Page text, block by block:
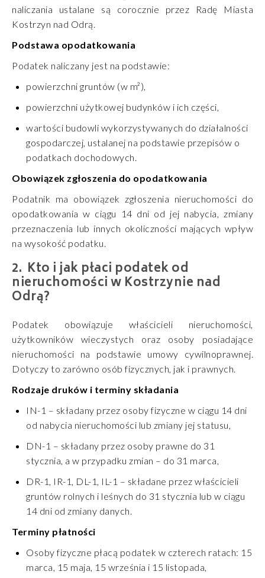
naliczania ustalane są corocznie przez
Radę Miasta
Kostrzyn nad Odrą
Podstawa opodatkowania
Podatek naliczany jest na podstawie:
powierzchni gruntów (w m²),
powierzchni użytkowej budynków i ich części,
wartości budowli wykorzystywanych do działalności
gospodarczej, ustalanej na podstawie przepisów o
podatkach dochodowych.
Obowiązek zgłoszenia do opodatkowania
Podatnik ma obowiązek zgłoszenia nieruchomości do
opodatkowania w ciągu
14 dni od jej nabycia, zmiany
przeznaczenia lub innych okoliczności mających wpływ
na wysokość podatku.
Kto i jak płaci podatek od
nieruchomości w Kostrzynie nad
Odrą?
Podatek obowiązuje właścicieli nieruchomości,
użytkowników wieczystych oraz osoby posiadające
nieruchomości na podstawie umowy cywilnoprawnej.
Dotyczy to zarówno osób fizycznych, jak i prawnych.
Rodzaje druków i terminy składania
IN-1 – składany przez osoby fizyczne w ciągu 14 dni
od nabycia nieruchomości lub zmiany jej statusu,
DN-1 – składany przez osoby prawne do 31
stycznia, a w przypadku zmian – do 31 marca,
DR-1, IR-1, DL-1, IL-1 – składane przez właścicieli
gruntów rolnych i leśnych do 31 stycznia lub w ciągu
14 dni od zmiany danych.
Terminy płatności
Osoby fizyczne płacą podatek w czterech ratach: 15
marca, 15 maja, 15 września i 15 listopada